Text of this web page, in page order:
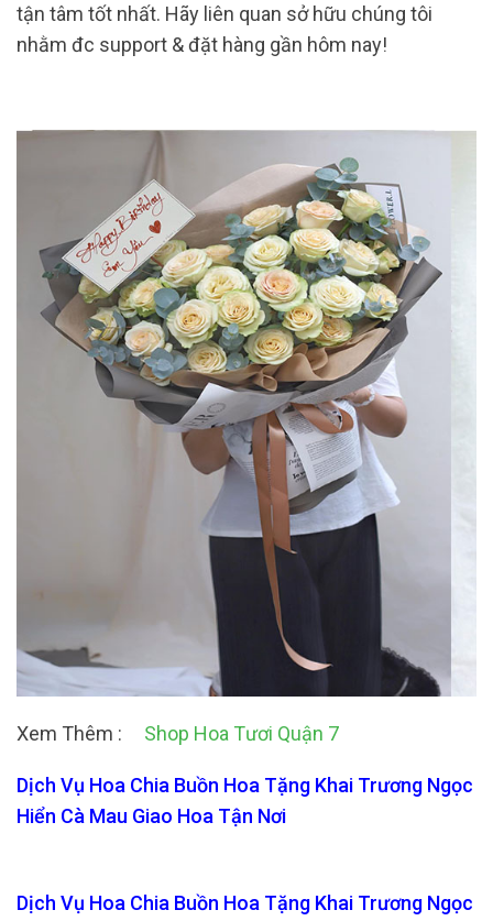
tận tâm tốt nhất. Hãy liên quan sở hữu chúng tôi
nhằm đc support & đặt hàng gần hôm nay!
Xem Thêm : Shop Hoa Tươi Quận 7
Dịch Vụ Hoa Chia Buồn Hoa Tặng Khai Trương Ngọc
Hiển Cà Mau Giao Hoa Tận Nơi
Dịch Vụ Hoa Chia Buồn Hoa Tặng Khai Trương Ngọc